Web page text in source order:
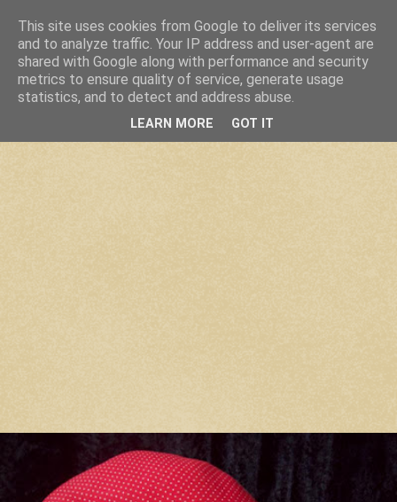
This site uses cookies from Google to deliver its services
and to analyze traffic. Your IP address and user-agent are
shared with Google along with performance and security
metrics to ensure quality of service, generate usage
statistics, and to detect and address abuse.
LEARN MORE GOT IT